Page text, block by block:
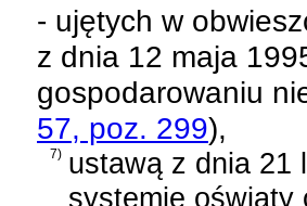
- ujętych w
z dnia 12 maja
gospodarowaniu
57, poz. 299),
7) ustawą z dnia 21
systemie oświaty